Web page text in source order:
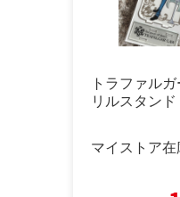
トラファル
リルスタンド
マイストア在